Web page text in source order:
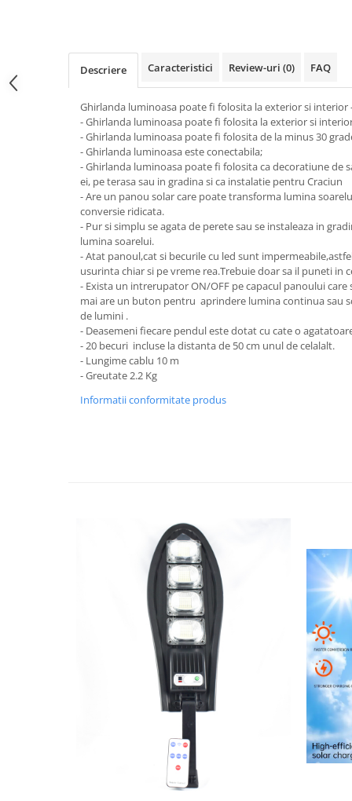
Mufe,Accesorii TV
Multimetru Digital
Prelungitoare/Derulatoare
Starter/Droser
Triplu Stecher
Întrerupătoare/Comutatoare
Ştechere/Stecher adaptor
Ţeavă PVC
Corpuri Led lineare
Butuc yala,Broaste usa,Lacat
Pistoale de lipit si accesorii
taiat,accesorii pentru gaurit si
Descriere Caracteristici Review-uri (0) FAQ
Ghirlanda luminoasa poate fi folosita la exterior si interior
- Ghirlanda luminoasa poate fi folosita la exterior si
- Ghirlanda luminoasa poate fi folosita de la minus 30
- Ghirlanda luminoasa este conectabila;
- Ghirlanda luminoasa poate fi folosita ca decoratiune de
ei, pe terasa sau in gradina si ca instalatie pentru Craciun
- Are un panou solar care poate transforma lumina
conversie ridicata.
- Pur si simplu se agata de perete sau se instaleaza in
lumina soarelui.
- Atat panoul,cat si becurile cu led sunt
usurinta chiar si pe vreme rea.Trebuie doar sa il puneti in
- Exista un intrerupator ON/OFF pe capacul panoului
mai are un buton pentru aprindere lumina continua sau
de lumini .
- Deasemeni fiecare pendul este dotat cu cate o
- 20 becuri incluse la distanta de 50 cm unul de celalalt.
- Lungime cablu 10 m
- Greutate 2.2 Kg
Informatii conformitate produs